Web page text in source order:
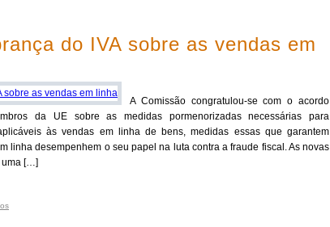
do IVA sobre as vendas em
A Comissão congratulou-se com o acordo
da UE sobre as medidas pormenorizadas necessárias para
às vendas em linha de bens, medidas essas que garantem
linha desempenhem o seu papel na luta contra a fraude fiscal. As novas
uma […]